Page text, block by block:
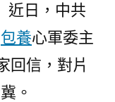
家
回
信〉
近日，中共
包養心軍委主
回信，對片
。